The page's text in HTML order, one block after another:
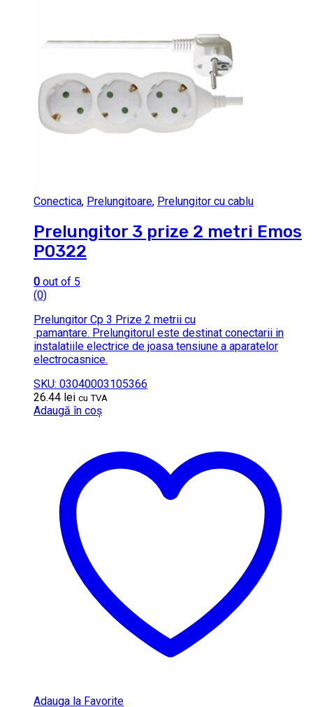
Conectica, Prelungitoare, Prelungitor cu cablu
Prelungitor 3 prize 2 metri Emos
P0322
0 out of 5
(0)
Prelungitor Cp 3 Prize 2 metrii cu
pamantare. Prelungitorul este destinat conectarii in
instalatiile electrice de joasa tensiune a aparatelor
electrocasnice.
SKU: 03040003105366
26.44 lei cu TVA
Adaugă în coș
Adauga la Favorite